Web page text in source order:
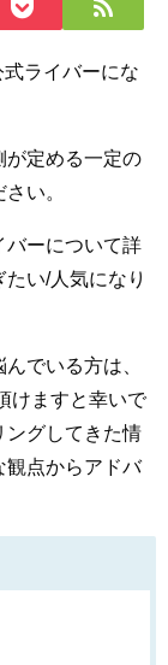
ライバーにな
が定める一定の
い。
バーについて詳
い/人気になり
でいる方は、
けますと幸いで
ングしてきた情
観点からアドバ